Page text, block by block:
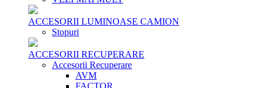
ACCESORII LUMINOASE CAMION
Stopuri
ACCESORII RECUPERARE
Accesorii Recuperare
AVM
FACTOR